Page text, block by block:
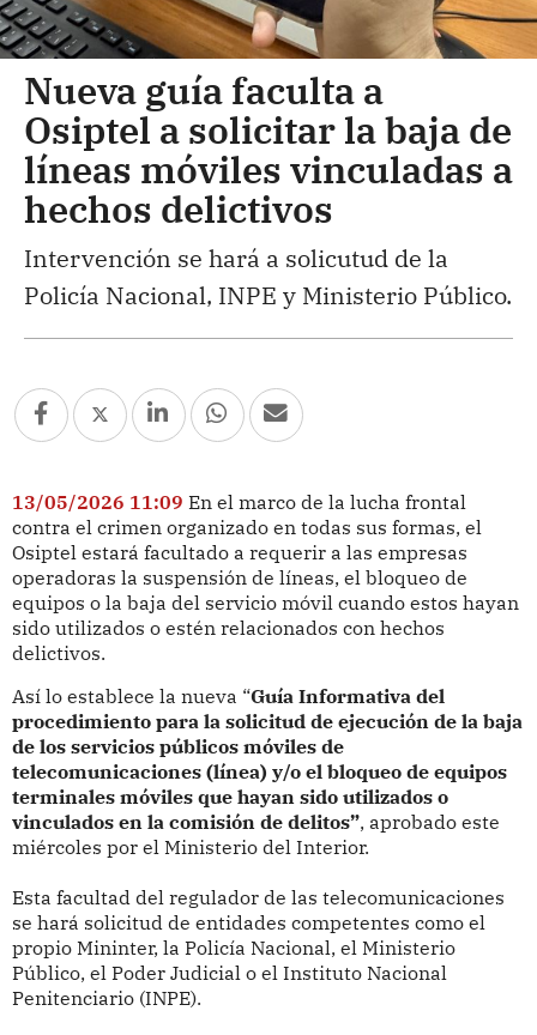
Nueva guía faculta a
Osiptel a solicitar la baja de
líneas móviles vinculadas a
hechos delictivos
Intervención se hará a solicutud de la
Policía Nacional, INPE y Ministerio Público.
13/05/2026 11:09 En el marco de la lucha frontal
contra el crimen organizado en todas sus formas, el
Osiptel estará facultado a requerir a las empresas
operadoras la suspensión de líneas, el bloqueo de
equipos o la baja del servicio móvil cuando estos hayan
sido utilizados o estén relacionados con hechos
delictivos.
Así lo establece la nueva “Guía Informativa del
procedimiento para la solicitud de ejecución de la baja
de los servicios públicos móviles de
telecomunicaciones (línea) y/o el bloqueo de equipos
terminales móviles que hayan sido utilizados o
vinculados en la comisión de delitos”, aprobado este
miércoles por el Ministerio del Interior.
Esta facultad del regulador de las telecomunicaciones
se hará solicitud de entidades competentes como el
propio Mininter, la Policía Nacional, el Ministerio
Público, el Poder Judicial o el Instituto Nacional
Penitenciario (INPE).